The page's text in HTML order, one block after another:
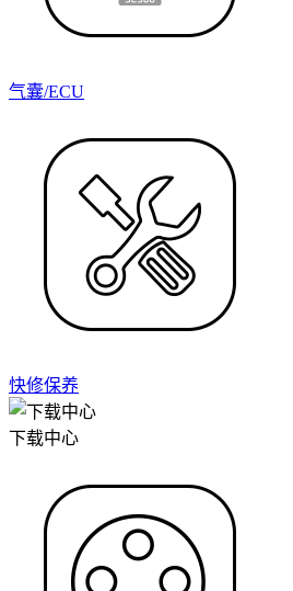
气囊/ECU
快修保养
下载中心